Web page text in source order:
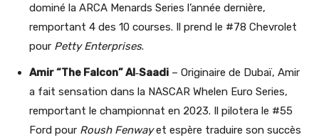
dominé la ARCA Menards Series l’année dernière,
remportant 4 des 10 courses. Il prend le #78 Chevrolet
pour Petty Enterprises.
Amir “The Falcon” Al‑Saadi – Originaire de Dubaï, Amir
a fait sensation dans la NASCAR Whelen Euro Series,
remportant le championnat en 2023. Il pilotera le #55
Ford pour Roush Fenwayet espère traduire son succès